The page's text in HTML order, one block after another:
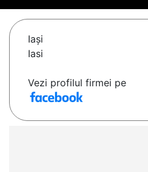
Iaşi
Iasi
Vezi profilul firmei pe